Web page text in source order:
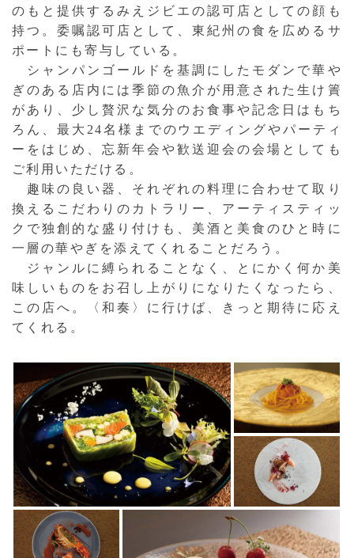
のもと提供するみえジビエの認可店としての顔も
持つ。委嘱認可店として、東紀州の食を広めるサ
ポートにも寄与している。
シャンパンゴールドを基調にしたモダンで華や
ぎのある店内には季節の魚介が用意された生け簀
があり、少し贅沢な気分のお食事や記念日はもち
ろん、最大24名様までのウエディングやパーティ
ーをはじめ、忘新年会や歓送迎会の会場としても
ご利用いただける。
趣味の良い器、それぞれの料理に合わせて取り
換えるこだわりのカトラリー、アーティスティッ
クで独創的な盛り付けも、美酒と美食のひと時に
一層の華やぎを添えてくれることだろう。
ジャンルに縛られることなく、とにかく何か美
味しいものをお召し上がりになりたくなったら、
この店へ。〈和奏〉に行けば、きっと期待に応え
てくれる。